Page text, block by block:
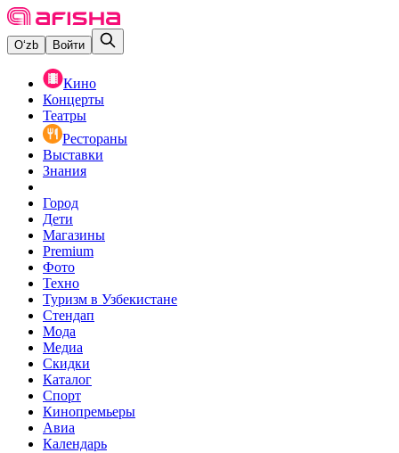
O‘zb Войти
Кино
Концерты
Театры
Рестораны
Выставки
Знания
Город
Дети
Магазины
Premium
Фото
Техно
Туризм в Узбекистане
Стендап
Мода
Медиа
Скидки
Каталог
Спорт
Кинопремьеры
Авиа
Календарь